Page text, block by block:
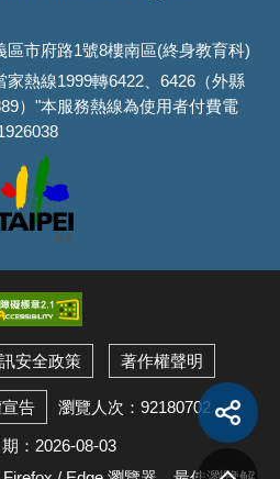
區市府路1號8樓南區(終身教育科)
家熱線1999轉6422、6426（外縣
）"本服務熱線為使用者付費電
市
政
安全政策 著作權聲明
告 瀏覽人次：92180702
：2026-08-03
社
群